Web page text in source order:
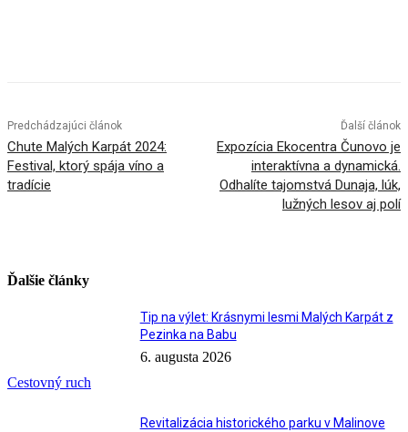
Predchádzajúci článok
Chute Malých Karpát 2024:
Festival, ktorý spája víno a
tradície
Ďalší článok
Expozícia Ekocentra Čunovo je
interaktívna a dynamická.
Odhalíte tajomstvá Dunaja, lúk,
lužných lesov aj polí
Ďalšie články
Cestovný ruch
Tip na výlet: Krásnymi lesmi Malých Karpát z
Pezinka na Babu
6. augusta 2026
Revitalizácia historického parku v Malinove